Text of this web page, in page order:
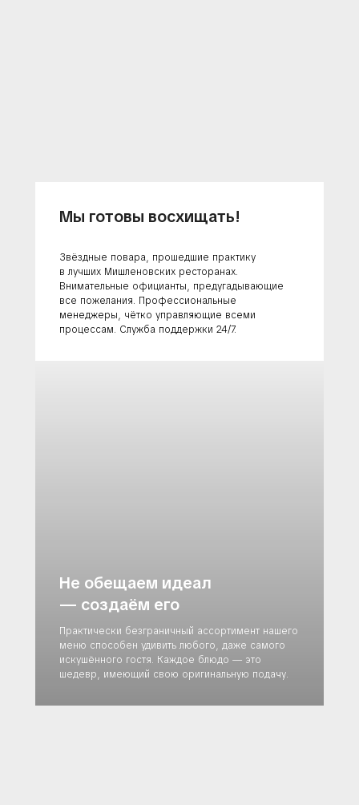
Мы готовы восхищать!
Звёздные повара, прошедшие практику
в лучших Мишленовских ресторанах.
Внимательные официанты, предугадывающие
все пожелания. Профессиональные
менеджеры, чётко управляющие всеми
процессам. Служба поддержки 24/7.
Не обещаем идеал
— создаём его
Практически безграничный ассортимент нашего
меню способен удивить любого, даже самого
искушённого гостя. Каждое блюдо — это
шедевр, имеющий свою оригинальную подачу.